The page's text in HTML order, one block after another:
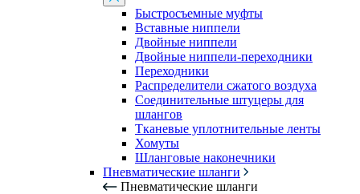
Быстросъемные муфты
Вставные ниппели
Двойные ниппели
Двойные ниппели-переходники
Переходники
Распределители сжатого воздуха
Соединительные штуцеры для
шлангов
Тканевые уплотнительные ленты
Хомуты
Шланговые наконечники
Пневматические шланги
Пневматические шланги